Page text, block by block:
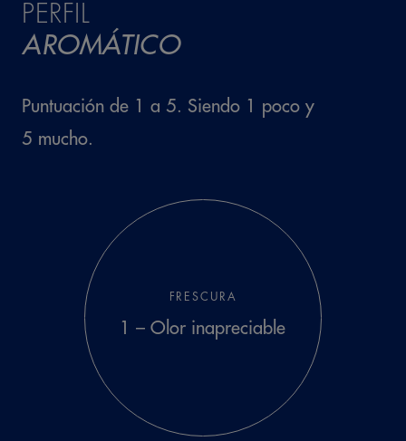
2 – Escasa
AMARGO
1 – Inapreciable
PERFIL
AROMÁTICO
Puntuación de 1 a 5. Siendo 1 poco y
5 mucho.
FRESCURA
1 – Olor inapreciable